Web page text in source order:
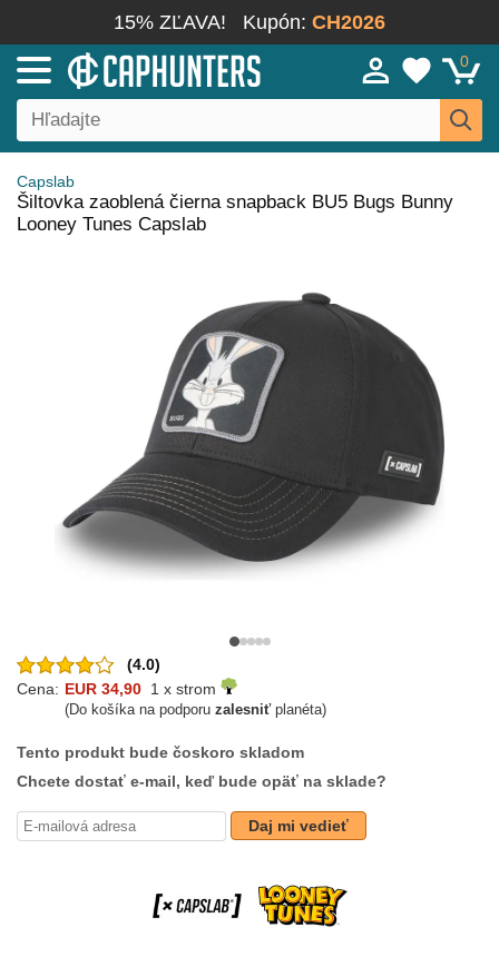
15% ZĽAVA! Kupón: CH2026
0
Capslab
Šiltovka zaoblená čierna snapback BU5 Bugs Bunny
Looney Tunes Capslab
(4.0)
Cena: EUR 34,90 1 x strom
(Do košíka na podporu zalesniťplanéta)
Tento produkt bude čoskoro skladom
Chcete dostať e-mail, keď bude opäť na sklade?
Daj mi vedieť